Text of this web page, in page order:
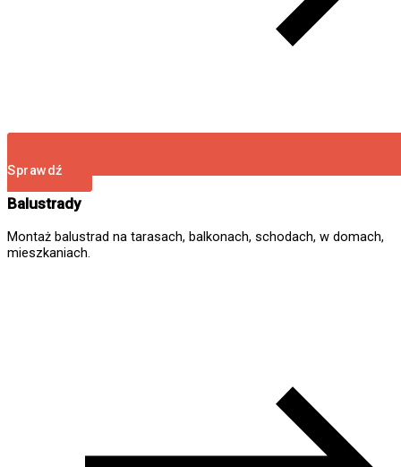
Sprawdź
Balustrady
Montaż balustrad na tarasach, balkonach, schodach, w domach,
mieszkaniach.